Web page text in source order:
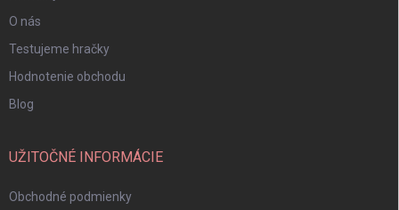
O nás
Testujeme hračky
Hodnotenie obchodu
Blog
UŽITOČNÉ INFORMÁCIE
Obchodné podmienky